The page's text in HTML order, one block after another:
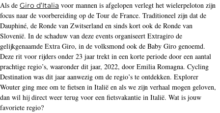
Als de Giro d’Italia voor mannen is afgelopen verlegt het wielerpeloton zijn
focus naar de voorbereiding op de Tour de France. Traditioneel zijn dat de
Dauphiné, de Ronde van Zwitserland en sinds kort ook de Ronde van
Slovenië. In de schaduw van deze events organiseert Extragiro de
gelijkgenaamde Extra Giro, in de volksmond ook de Baby Giro genoemd.
Deze rit voor rijders onder 23 jaar trekt in een korte periode door een aantal
prachtige regio’s, waaronder dit jaar, 2022, door Emilia Romagna. Cycling
Destination was dit jaar aanwezig om de regio’s te ontdekken. Explorer
Wouter ging mee om te fietsen in Italië en als we zijn verhaal mogen geloven,
dan wil hij direct weer terug voor een fietsvakantie in Italië. Wat is jouw
favoriete regio?